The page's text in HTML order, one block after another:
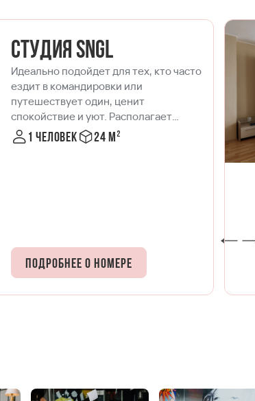
Студия SNGL
Идеально подойдет для тех, кто часто
ездит в командировки или
путешествует один, ценит
спокойствие и уют. Располагает
всеми удобствами как для коротких
остановок, так и для длительного
1 человек 24 м²
Подробнее о номере